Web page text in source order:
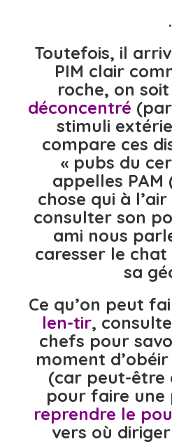
.
Toutefois, il
PIM clair
roche, on soit
déconcentré
stimuli
compare ces
« pubs du
appelles PAM
chose qui à l’air
consulter son
ami nous
caresser le
sa
Ce qu’on peut
len-tir,
chefs pour
moment
(car peut-être
pour faire une
reprendre le
vers où